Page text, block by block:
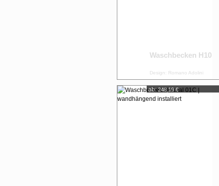
Waschbecken H10
Design: Romano Adolini
ab: 248,19 €